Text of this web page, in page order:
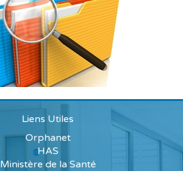
Liens Utiles
Orphanet
HAS
Ministère de la Santé